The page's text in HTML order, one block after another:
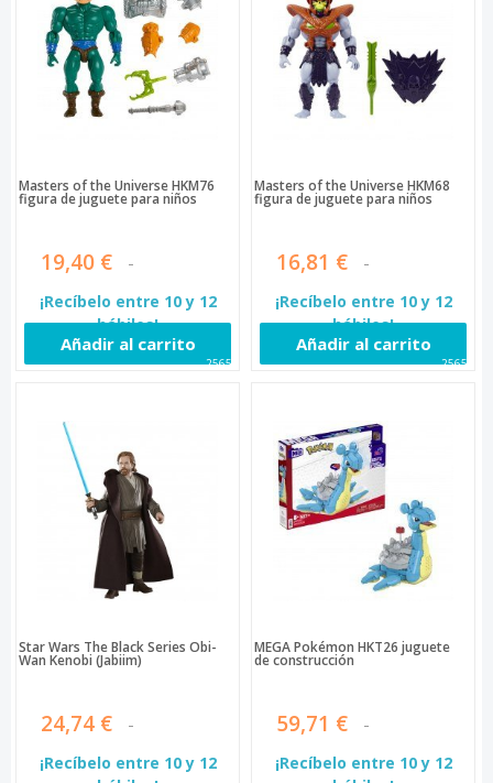
Masters of the Universe HKM76
figura de juguete para niños
19,40 €
¡Recíbelo entre 10 y 12
hábiles!
Añadir al carrito
25654
Masters of the Universe HKM68
figura de juguete para niños
16,81 €
¡Recíbelo entre 10 y 12
hábiles!
Añadir al carrito
25655
Star Wars The Black Series Obi-
Wan Kenobi (Jabiim)
24,74 €
¡Recíbelo entre 10 y 12
MEGA Pokémon HKT26 juguete
de construcción
59,71 €
¡Recíbelo entre 10 y 12